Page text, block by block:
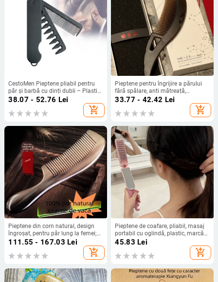
CestoMen Pieptene pliabil pentru
păr și barbă cu dinți dubli – Plastic,
dinți late, de călătorie
38.07 - 52.76 Lei
add_shopping_cart
Pieptene pentru îngrijire a părului
fără spălare, anti mătreață,
controlul sebumului, masaj portabil,
material ABS, origine Zhejiang
33.77 - 42.42 Lei
add_shopping_cart
Pieptene din corn natural, design
îngroșat, pentru păr lung la femei;
uz casnic; masaj la nivelul scalpului
și terapie cu meridiane pentru
bărbați
111.55 - 167.03 Lei
add_shopping_cart
Pieptene de coafare, pliabil, masaj
portabil cu oglindă, plastic, marcă
privată autorizată
45.83 Lei
add_shopping_cart